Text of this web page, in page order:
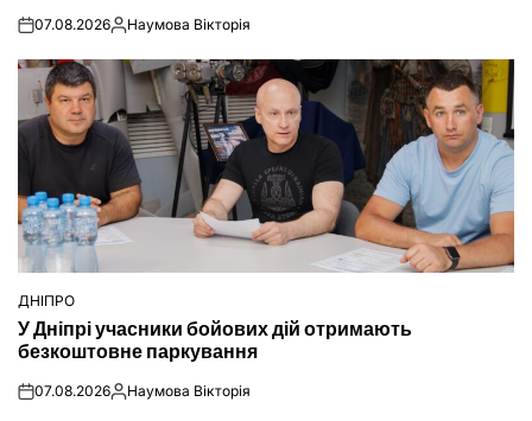
on07.08.2026Опубліковано
Наумова Вікторія
ОПУБЛІКУВАТИ
У
ДНІПРО
У Дніпрі учасники бойових дій отримають
безкоштовне паркування
on07.08.2026Опубліковано
Наумова Вікторія